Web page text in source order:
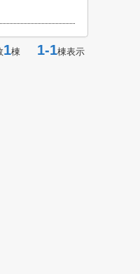
1棟 1-1棟表示